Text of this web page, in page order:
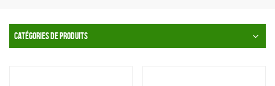
CATÉGORIES DE PRODUITS